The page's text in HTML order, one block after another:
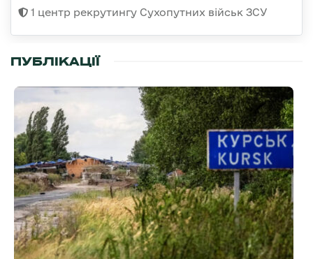
1 центр рекрутингу Сухопутних військ ЗСУ
ПУБЛІКАЦІЇ